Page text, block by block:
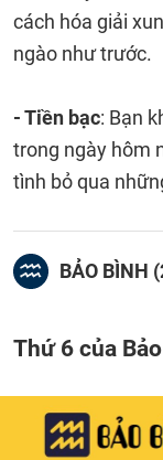
cách hóa giải
ngào như trước.
- Tiền bạc: Bạn
trong ngày hôm
tình bỏ qua
BẢO BÌNH
Thứ 6 của